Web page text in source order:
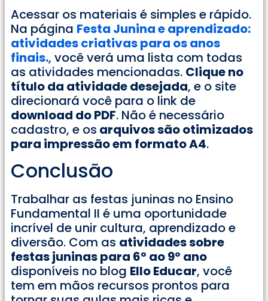
Acessar os materiais é simples e rápido.
Na página Festa Junina e aprendizado:
atividades criativas para os anos
finais., você verá uma lista com todas
as atividades mencionadas. Clique no
título da atividade desejada, e o site
direcionará você para o link de
download do PDF. Não é necessário
cadastro, e os arquivos são otimizados
para impressão em formato A4.
Conclusão
Trabalhar as festas juninas no Ensino
Fundamental II é uma oportunidade
incrível de unir cultura, aprendizado e
diversão. Com as atividades sobre
festas juninas para 6º ao 9º ano
disponíveis no blog Ello Educar, você
tem em mãos recursos prontos para